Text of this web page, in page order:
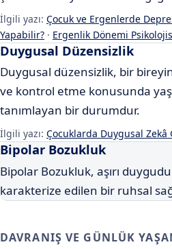
İlgili yazı: Çocuk ve Ergenlerde
Yapabilir? · Ergenlik Dönemi
Duygusal Düzensizlik
Duygusal düzensizlik, bir
ve kontrol etme konusunda
tanımlayan bir durumdur.
İlgili yazı: Çocuklarda Duygusal
Bipolar Bozukluk
Bipolar Bozukluk, aşırı
karakterize edilen bir ruhsal
DAVRANIŞ VE GÜNLÜK